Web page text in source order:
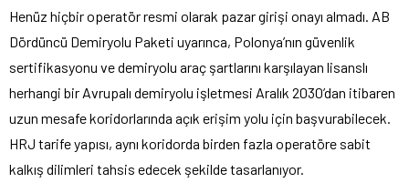
Henüz hiçbir operatör resmi olarak pazar girişi onayı almadı. AB
Dördüncü Demiryolu Paketi uyarınca, Polonya’nın güvenlik
sertifikasyonu ve demiryolu araç şartlarını karşılayan lisanslı
herhangi bir Avrupalı demiryolu işletmesi Aralık 2030’dan itibaren
uzun mesafe koridorlarında açık erişim yolu için başvurabilecek.
HRJ tarife yapısı, aynı koridorda birden fazla operatöre sabit
kalkış dilimleri tahsis edecek şekilde tasarlanıyor.